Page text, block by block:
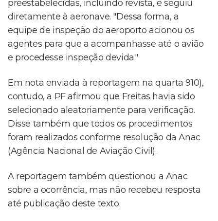
preestabelecidas, incluindo revista, e seguiu
diretamente à aeronave. "Dessa forma, a
equipe de inspeção do aeroporto acionou os
agentes para que a acompanhasse até o avião
e procedesse inspeção devida."
Em nota enviada à reportagem na quarta 910),
contudo, a PF afirmou que Freitas havia sido
selecionado aleatoriamente para verificação.
Disse também que todos os procedimentos
foram realizados conforme resolução da Anac
(Agência Nacional de Aviação Civil).
A reportagem também questionou a Anac
sobre a ocorrência, mas não recebeu resposta
até publicação deste texto.